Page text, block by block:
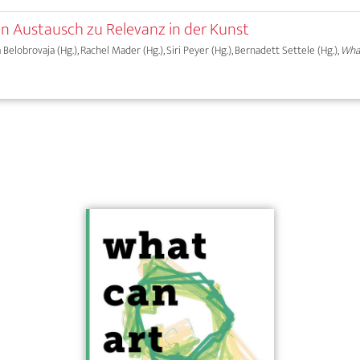
Austausch zu Relevanz in der Kunst
(Hg.), Rachel Mader (Hg.), Siri Peyer (Hg.), Bernadett Settele (Hg.),